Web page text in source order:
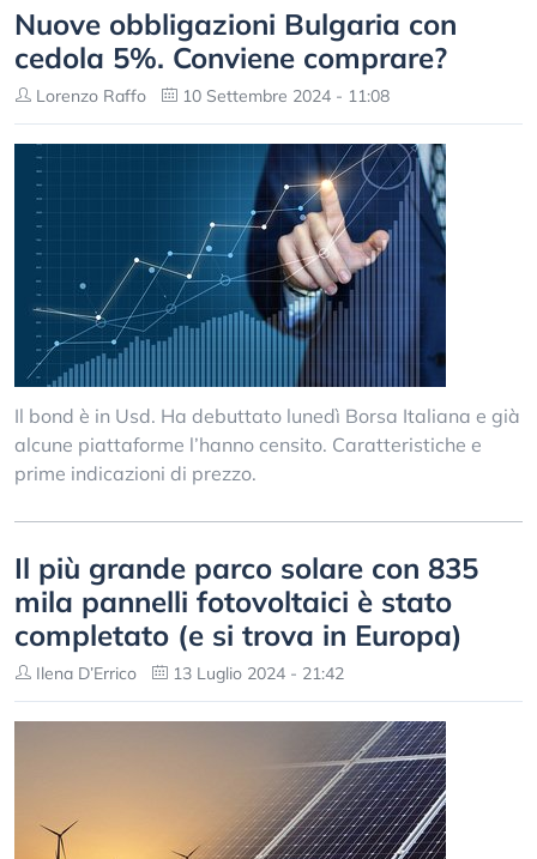
Nuove obbligazioni Bulgaria con
cedola 5%. Conviene comprare?
Lorenzo Raffo 10 Settembre 2024 - 11:08
Il bond è in Usd. Ha debuttato lunedì Borsa Italiana e già
alcune piattaforme l’hanno censito. Caratteristiche e
prime indicazioni di prezzo.
Il più grande parco solare con 835
mila pannelli fotovoltaici è stato
completato (e si trova in Europa)
Ilena D’Errico 13 Luglio 2024 - 21:42